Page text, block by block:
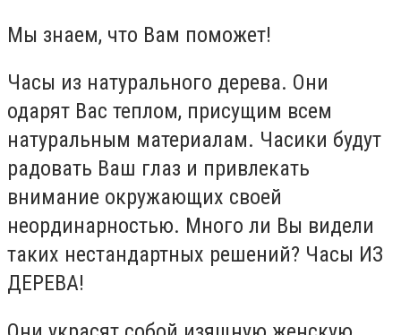
Мы знаем, что Вам поможет!
Часы из натурального дерева. Они
одарят Вас теплом, присущим всем
натуральным материалам. Часики будут
радовать Ваш глаз и привлекать
внимание окружающих своей
неординарностью. Много ли Вы видели
таких нестандартных решений? Часы ИЗ
ДЕРЕВА!